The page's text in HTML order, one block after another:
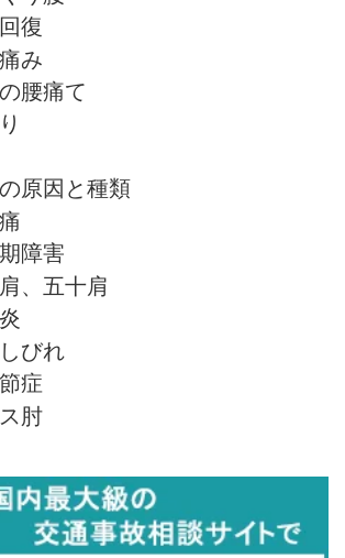
復
み
腰痛て
原因と種類
障害
、五十肩
びれ
症
肘